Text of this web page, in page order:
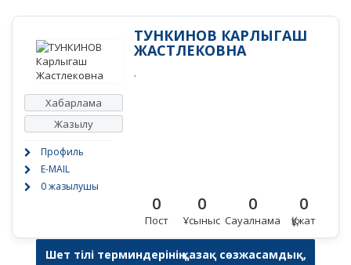
Хабарлама
Жазылу
Профиль
E-MAIL
0 жазылушы
ТУНКИНОВ КАРЛЫГАШ
ЖАСТЛЕКОВНА
.
0
Пост
0
Ұсыныс
0
Сауалнама
0
Құжат
Шет тілі терминдерінің қазақ сөзжасамдық,